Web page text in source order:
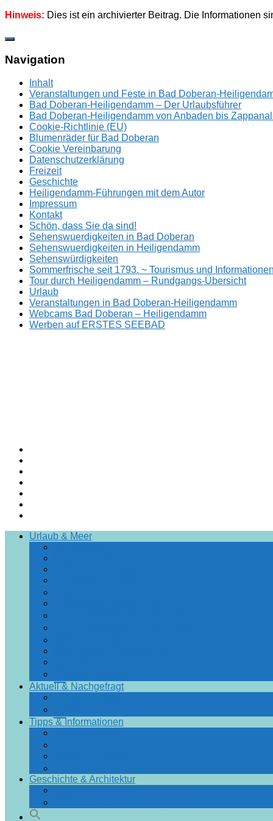
Hinweis: Dies ist ein archivierter Beitrag. Die Informationen
Zum
springen
Navigation
Inhalt
Veranstaltungen und Feste in Bad Doberan-
Bad Doberan-Heiligendamm – Der Urlaubsführer
Bad Doberan-Heiligendamm von Anbaden bis
Cookie-Richtlinie (EU)
Blumenräder für Bad Doberan
Cookie Vereinbarung
Datenschutzerklärung
Freizeit
Geschichte
Heiligendamm-Führungen mit dem Autor
Impressum
Kontakt
Schön, dass Sie da sind!
Sehenswuerdigkeiten in Bad Doberan
Sehenswuerdigkeiten in Heiligendamm
Sehenswürdigkeiten
Sommerfrische seit 1793. ~ Tourismus und
Tour durch Heiligendamm – Rundgangs-Übersicht
Urlaub
Veranstaltungen in Bad Doberan-Heiligendamm
Webcams Bad Doberan – Heiligendamm
Werben auf ERSTES SEEBAD
ERSTES
SEEBAD
Sommerfrische
seit
1793.
Gruppe
Urlaub & Meer
Aktuell & Nachgefragt
Tipps & Informationen
Geschichte & Architektur